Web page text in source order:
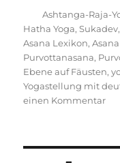
Autor
Ashtanga-Raja-
Hatha Yoga,Sukadev
Asana Lexikon,
Purvottanasana,
Ebene auf Fäusten,
Yogastellung mit
einen Kommentarzu